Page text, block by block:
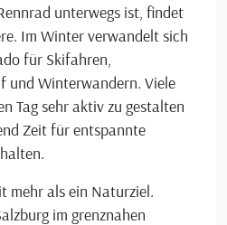
unterwegs ist, findet
Im Winter verwandelt sich
für Skifahren,
und Winterwandern. Viele
Tag sehr aktiv zu gestalten
Zeit für entspannte
mehr als ein Naturziel.
im grenznahen